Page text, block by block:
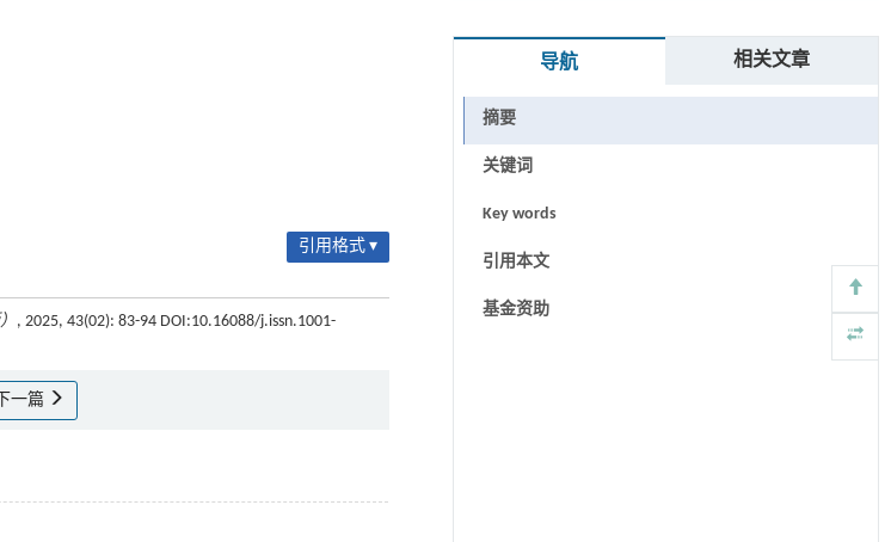
引用格式 ▾
, 2025, 43(02): 83-94 DOI:10.16088/j.issn.1001-
下一篇
导航 相关文章
摘要
关键词
Key words
引用本文
基金资助